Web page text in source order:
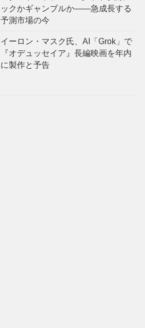
ックかギャンブルか——急成長する
予測市場の今
イーロン・マスク氏、AI「Grok」で
『オデュッセイア』長編映画を年内
に製作と予告